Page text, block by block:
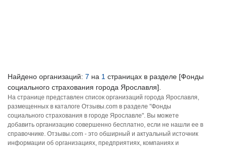
Найдено организаций: 7 на 1 страницах в разделе [Фонды
социального страхования города Ярославля].
На странице представлен список организаций города Ярославля,
размещенных в каталоге Отзывы.com в разделе "Фонды
социального страхования в городе Ярославле". Вы можете
добавить организацию совершенно бесплатно, если не нашли ее в
справочнике. Отзывы.com - это обширный и актуальный источник
информации об организациях, предприятиях, компаниях и